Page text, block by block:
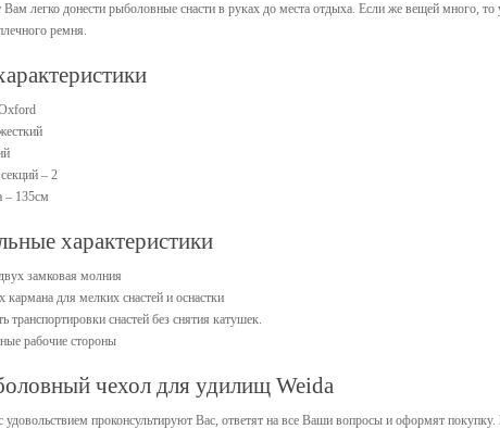
легко донести рыболовные снасти в руках до места отдыха. Если же вещей много, то
ремня.
– 2
– 135см
характеристики
замковая молния
кармана для мелких снастей и оснастки
транспортировки снастей без снятия катушек.
рабочие стороны
чехол для удилищ Weida
проконсультируют Вас, ответят на все Ваши вопросы и оформят покупку.